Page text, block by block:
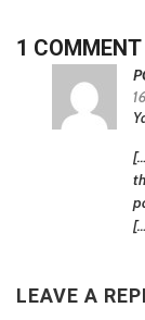
1 COMMENT
LEAVE A